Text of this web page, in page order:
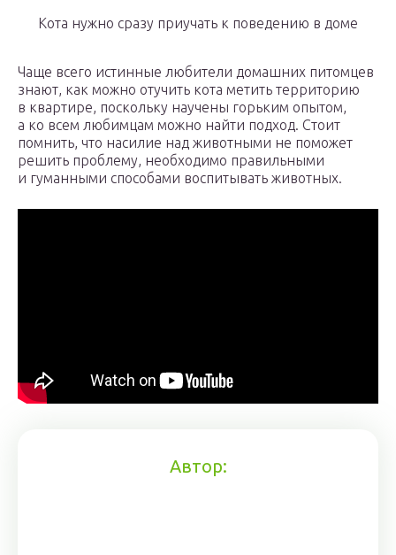
Кота нужно сразу приучать к поведению в доме
Чаще всего истинные любители домашних питомцев
знают, как можно отучить кота метить территорию
в квартире, поскольку научены горьким опытом,
а ко всем любимцам можно найти подход. Стоит
помнить, что насилие над животными не поможет
решить проблему, необходимо правильными
и гуманными способами воспитывать животных.
Автор: